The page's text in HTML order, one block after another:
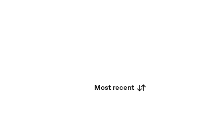
Most recent